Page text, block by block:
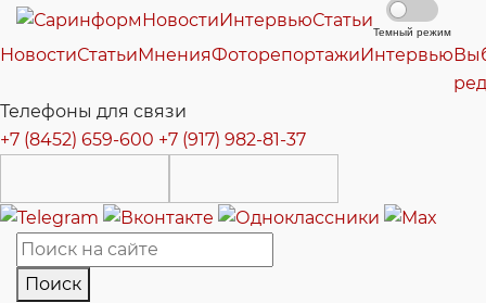
НовостиИнтервьюСтатьи
Темный режим
НовостиСтатьиМненияФоторепортажиИнтервью
Телефоны для связи
+7 (8452) 659-600 +7 (917) 982-81-37
Поиск